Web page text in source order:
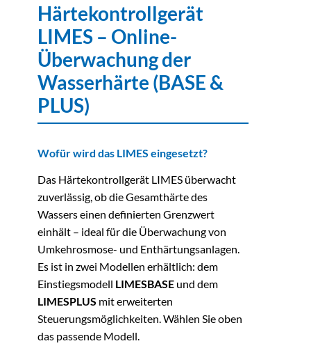
Härtekontrollgerät
LIMES – Online-
Überwachung der
Wasserhärte (BASE &
PLUS)
Wofür wird das LIMES eingesetzt?
Das Härtekontrollgerät LIMES überwacht
zuverlässig, ob die Gesamthärte des
Wassers einen definierten Grenzwert
einhält – ideal für die Überwachung von
Umkehrosmose- und Enthärtungsanlagen.
Es ist in zwei Modellen erhältlich: dem
Einstiegsmodell LIMESBASEund dem
LIMESPLUS mit erweiterten
Steuerungsmöglichkeiten. Wählen Sie oben
das passende Modell.